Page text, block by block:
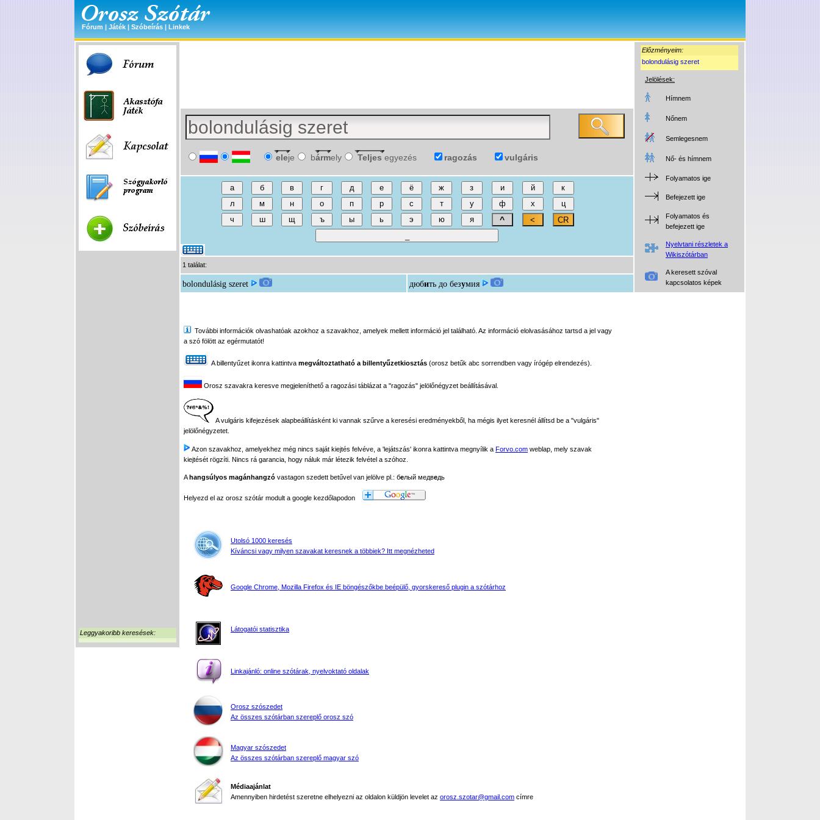
Fórum | Játék | Szóbeírás | Linkek
Előzményeim:
bolondulásig szeret
Jelölések:
Hímnem
Nőnem
Semlegesnem
Nő- és hímnem
Folyamatos ige
Befejezett ige
Folyamatos és
befejezett ige
Nyelvtani részletek a
Wikiszótárban
A keresett szóval
kapcsolatos képek
Leggyakoribb keresések:
eleje bármely Teljes egyezés ragozás vulgáris
1 találat:
bolondulásig szeret дюбить до безумия
További információk olvashatóak azokhoz a szavakhoz, amelyek mellett információ jel található. Az információ elolvasásához tartsd a jel vagy
a szó fölött az egérmutatót!
A billentyűzet ikonra kattintva megváltoztatható a billentyűzetkiosztás (orosz betűk abc sorrendben vagy írógép elrendezés).
Orosz szavakra keresve megjeleníthető a ragozási táblázat a "ragozás" jelölőnégyzet beállításával.
A vulgáris kifejezések alapbeállításként ki vannak szűrve a keresési eredményekből, ha mégis ilyet keresnél állítsd be a "vulgáris"
jelölőnégyzetet.
Azon szavakhoz, amelyekhez még nincs saját kiejtés felvéve, a 'lejátszás' ikonra kattintva megnyílik a Forvo.com weblap, mely szavak
kiejtését rögzíti. Nincs rá garancia, hogy náluk már létezik felvétel a szóhoz.
Ahangsúlyos magánhangzó vastagon szedett betűvel van jelölve pl.: белый медведь
Helyezd el az orosz szótár modult a google kezdőlapodon
Utolsó 1000 keresés
Kíváncsi vagy milyen szavakat keresnek a többiek? Itt megnézheted
Google Chrome, Mozilla Firefox és IE böngészőkbe beépülő, gyorskereső plugin a szótárhoz
Látogatói statisztika
Linkajánló: online szótárak, nyelvoktató oldalak
Orosz szószedet
Az összes szótárban szereplő orosz szó
Magyar szószedet
Az összes szótárban szereplő magyar szó
Médiaajánlat
Amennyiben hirdetést szeretne elhelyezni az oldalon küldjön levelet az orosz.szotar@gmail.com címre